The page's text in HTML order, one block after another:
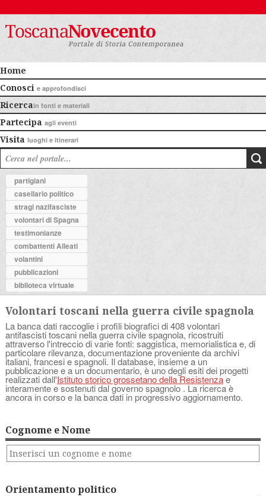
Home
Conosci e approfondisci
Ricercain fonti e materiali
Partecipa agli eventi
Visita luoghi e itinerari
partigiani
casellario politico
stragi nazifasciste
volontari di Spagna
testimonianze
combattenti Alleati
volantini
pubblicazioni
biblioteca virtuale
Volontari toscani nella guerra civile spagnola
La banca dati raccoglie i profili biografici di 408 volontari
antifascisti toscani nella guerra civile spagnola, ricostruiti
attraverso l'intreccio di varie fonti: saggistica, memorialistica e, di
particolare rilevanza, documentazione proveniente da archivi
italiani, francesi e spagnoli. Il database, insieme a un
pubblicazione e a un documentario, è uno degli esiti dei progetti
realizzati dall'Istituto storico grossetano della Resistenzae
interamente e sostenuti dal governo spagnolo . La ricerca è
ancora in corso e la banca dati in progressivo aggiornamento.
Cognome e Nome
Orientamento politico